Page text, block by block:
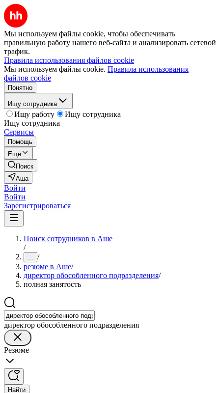
Мы используем файлы cookie, чтобы обеспечивать
правильную работу нашего веб-сайта и анализировать сетевой
трафик.
Правила использования файлов cookie
Мы используем файлы cookie. Правила использования
файлов cookie
Понятно
Ищу сотрудника
Ищу работу
Ищу сотрудника
Ищу сотрудника
Сервисы
Помощь
Ещё
Поиск
Аша
Войти
Войти
Зарегистрироваться
Поиск сотрудников в Аше
/
... /
резюме в Аше/
директор обособленного подразделения/
полная занятость
директор обособленного подразделения
Резюме
Найти